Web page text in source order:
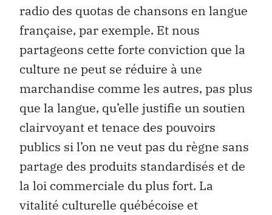
radio des quotas de chansons en langue
française, par exemple. Et nous
partageons cette forte conviction que la
culture ne peut se réduire à une
marchandise comme les autres, pas plus
que la langue, qu’elle justifie un soutien
clairvoyant et tenace des pouvoirs
publics si l’on ne veut pas du règne sans
partage des produits standardisés et de
la loi commerciale du plus fort. La
vitalité culturelle québécoise et